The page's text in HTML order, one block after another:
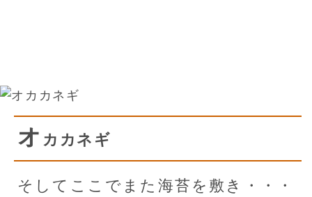
オ カカネギ
そしてここでまた海苔を敷き・・・